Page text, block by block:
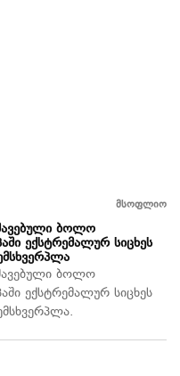
მსოფლიო
ბოლო
ექსტრემალურ სიცხეს
ბოლო
ექსტრემალურ სიცხეს